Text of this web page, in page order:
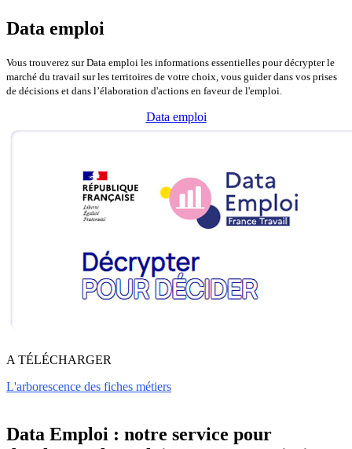
Data emploi
Vous trouverez sur Data emploi les informations essentielles pour décrypter le
marché du travail sur les territoires de votre choix, vous guider dans vos prises
de décisions et dans l’élaboration d'actions en faveur de l'emploi.
Data emploi
A TÉLÉCHARGER
L'arborescence des fiches métiers
Data Emploi : notre service pour